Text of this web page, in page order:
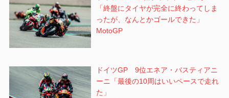
「終盤にタイヤが完全に終わってしま
ったが、なんとかゴールできた」
MotoGP
ドイツGP 9位エネア・バスティアニ
ーニ「最後の10周はいいペースで走れ
た」